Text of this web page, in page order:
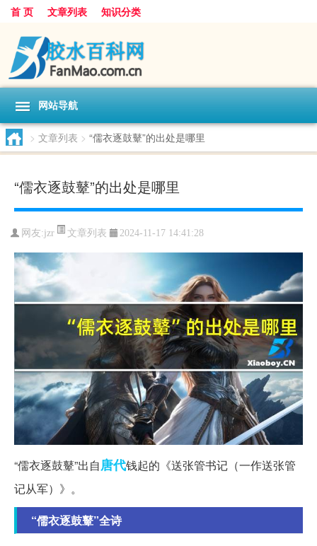
首 页 文章列表 知识分类
网站导航
> 文章列表 > “儒衣逐鼓鼙”的出处是哪里
“儒衣逐鼓鼙”的出处是哪里
网友:jzr 文章列表 2024-11-17 14:41:28
“儒衣逐鼓鼙”出自唐代钱起的《送张管书记（一作送张管
记从军）》。
“儒衣逐鼓鼙”全诗